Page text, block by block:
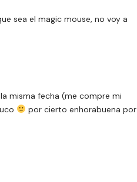
sea el magic mouse, no voy a
misma fecha (me compre mi
por cierto enhorabuena por